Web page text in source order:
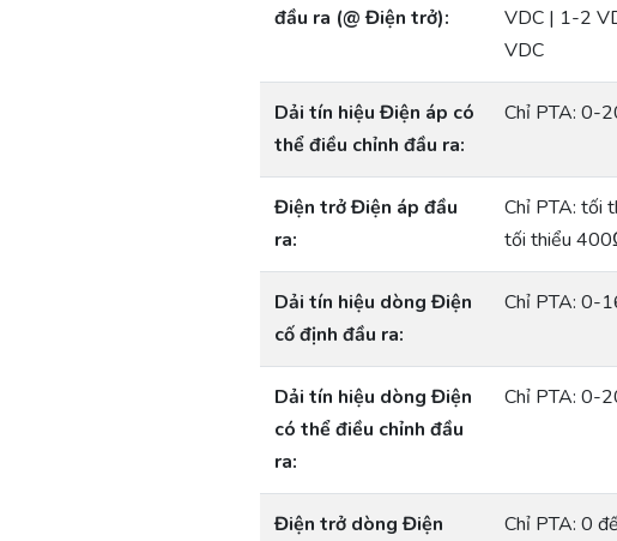
đầu ra (@ Điện trở):
VDC | 1-2
VDC
Dải tín hiệu Điện áp có
thể điều chỉnh đầu ra:
Chỉ PTA: 0-
Điện trở Điện áp đầu
ra:
Chỉ PTA: tối
tối thiểu
Dải tín hiệu dòng Điện
cố định đầu ra:
Chỉ PTA: 0-
Dải tín hiệu dòng Điện
có thể điều chỉnh đầu
ra:
Chỉ PTA: 0-
Điện trở dòng Điện
Chỉ PTA: 0